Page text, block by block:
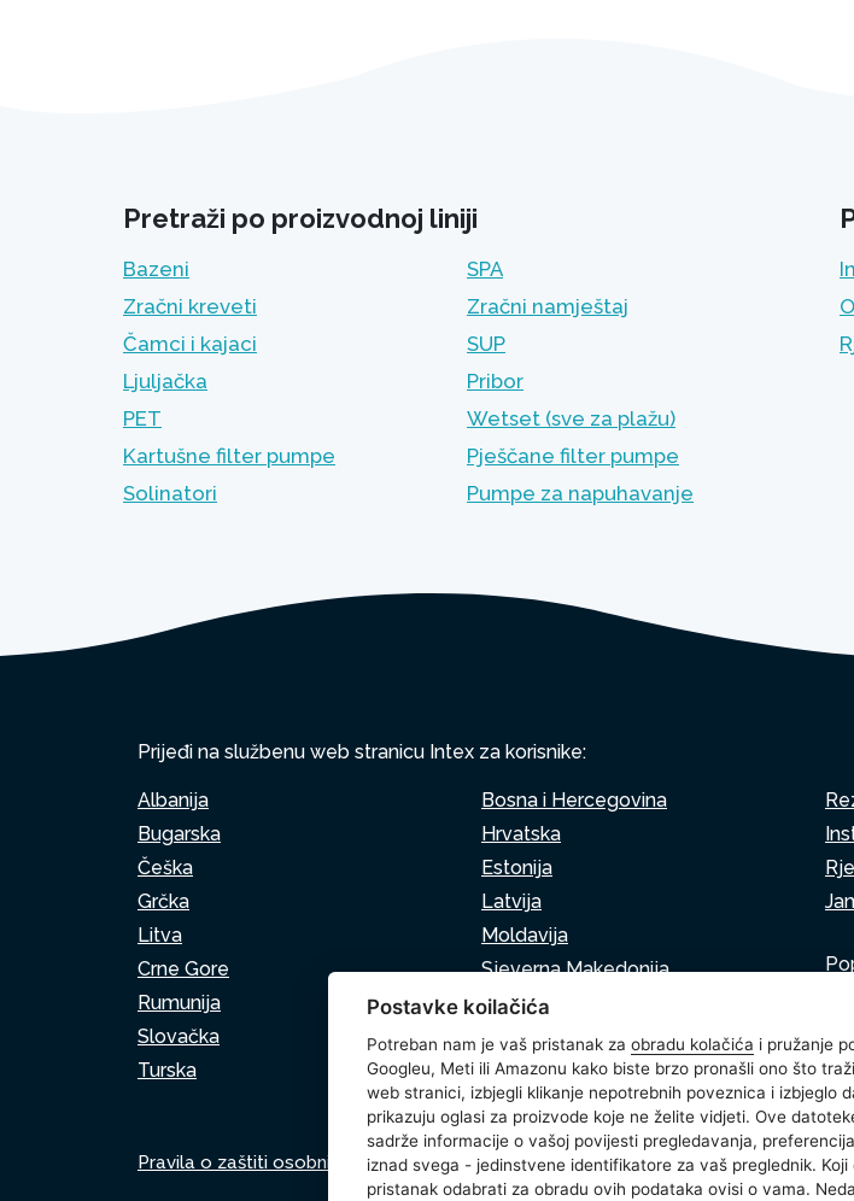
Pretraži po proizvodnoj liniji
Bazeni
SPA
Zračni kreveti
Zračni namještaj
Čamci i kajaci
SUP
Ljuljačka
Pribor
PET
Wetset (sve za plažu)
Kartušne filter pumpe
Pješčane filter pumpe
Solinatori
Pumpe za napuhavanje
Prijeđi na službenu web stranicu Intex za korisnike:
Albanija
Bosna i Hercegovina
Bugarska
Hrvatska
Češka
Estonija
Grčka
Latvija
Litva
Moldavija
Crne Gore
Sjeverna Makedonija
Rumunija
Srbija
Slovačka
Slovenija
Turska
Pravila o zaštiti osobnih podataka Pravila o korištenju kolačića Postavke
Postavke koilačića
Potreban nam je vaš pristanak za obradu kolačića i pružanje
Googleu, Meti ili Amazonu kako biste brzo pronašli ono što
web stranici, izbjegli klikanje nepotrebnih poveznica i izbjeglo
prikazuju oglasi za proizvode koje ne želite vidjeti. Ove
sadrže informacije o vašoj povijesti pregledavanja,
iznad svega - jedinstvene identifikatore za vaš preglednik. Koji
pristanak odabrati za obradu ovih podataka ovisi o vama.